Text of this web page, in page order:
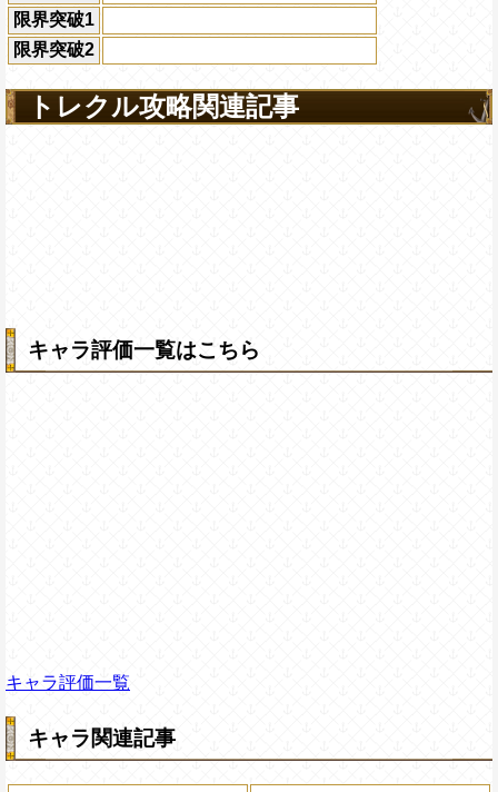
限界突破1
限界突破2
トレクル攻略関連記事
キャラ評価一覧はこちら
キャラ評価一覧
キャラ関連記事